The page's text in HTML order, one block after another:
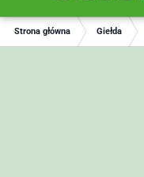
Strona główna Giełda